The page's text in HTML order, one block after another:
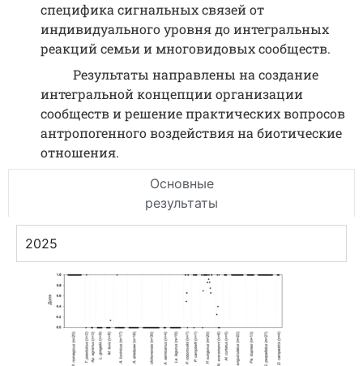
специфика сигнальных связей от
индивидуального уровня до интегральных
реакций семьи и многовидовых сообществ.
Результаты направлены на создание
интегральной концепции организации
сообществ и решение практических вопросов
антропогенного воздействия на биотические
отношения.
Основные
результаты
2025